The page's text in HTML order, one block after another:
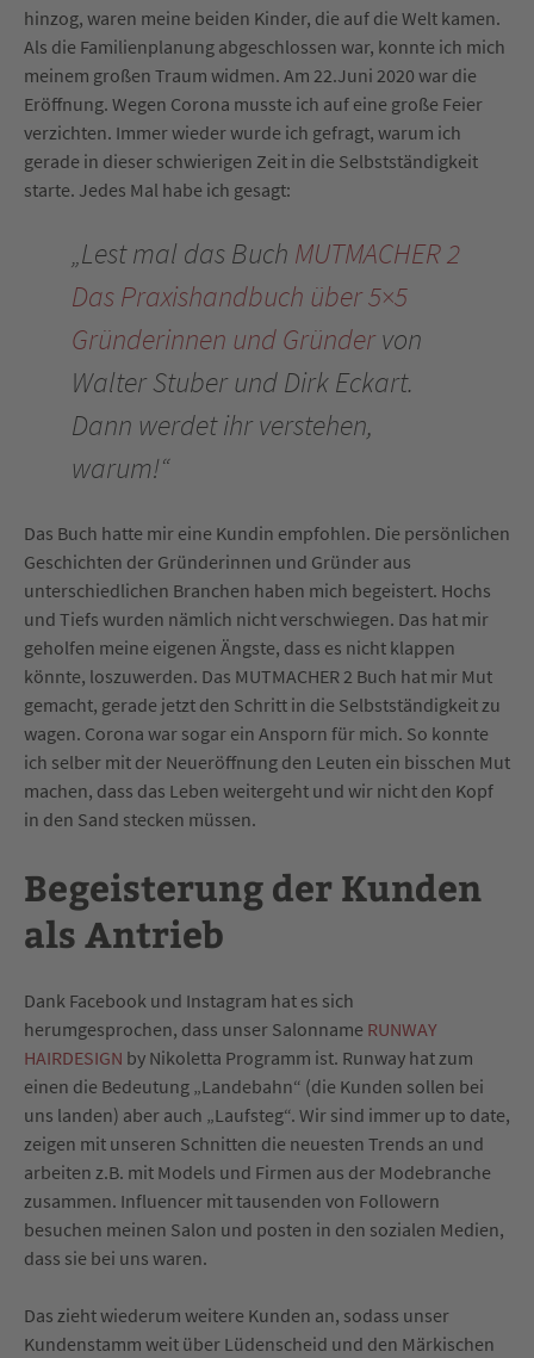
hinzog, waren meine beiden Kinder, die auf die Welt kamen.
Als die Familienplanung abgeschlossen war, konnte ich mich
meinem großen Traum widmen. Am 22.Juni 2020 war die
Eröffnung. Wegen Corona musste ich auf eine große Feier
verzichten. Immer wieder wurde ich gefragt, warum ich
gerade in dieser schwierigen Zeit in die Selbstständigkeit
starte. Jedes Mal habe ich gesagt:
„Lest mal das Buch MUTMACHER 2
Das Praxishandbuch über 5×5
Gründerinnen und Gründervon
Walter Stuber und Dirk Eckart.
Dann werdet ihr verstehen,
warum!“
Das Buch hatte mir eine Kundin empfohlen. Die persönlichen
Geschichten der Gründerinnen und Gründer aus
unterschiedlichen Branchen haben mich begeistert. Hochs
und Tiefs wurden nämlich nicht verschwiegen. Das hat mir
geholfen meine eigenen Ängste, dass es nicht klappen
könnte, loszuwerden. Das MUTMACHER 2 Buch hat mir Mut
gemacht, gerade jetzt den Schritt in die Selbstständigkeit zu
wagen. Corona war sogar ein Ansporn für mich. So konnte
ich selber mit der Neueröffnung den Leuten ein bisschen Mut
machen, dass das Leben weitergeht und wir nicht den Kopf
in den Sand stecken müssen.
Begeisterung der Kunden
als Antrieb
Dank Facebook und Instagram hat es sich
herumgesprochen, dass unser Salonname RUNWAY
HAIRDESIGN by Nikoletta Programm ist. Runway hat zum
einen die Bedeutung „Landebahn“ (die Kunden sollen bei
uns landen) aber auch „Laufsteg“. Wir sind immer up to date,
zeigen mit unseren Schnitten die neuesten Trends an und
arbeiten z.B. mit Models und Firmen aus der Modebranche
zusammen. Influencer mit tausenden von Followern
besuchen meinen Salon und posten in den sozialen Medien,
dass sie bei uns waren.
Das zieht wiederum weitere Kunden an, sodass unser
Kundenstamm weit über Lüdenscheid und den Märkischen